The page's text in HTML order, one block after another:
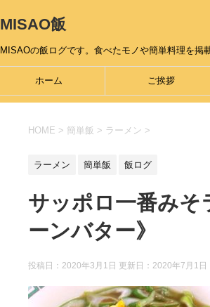
MISAO飯
MISAOの飯ログです。食べたモノや簡単料理を
ホーム ご挨拶
HOME > 簡単飯 > ラーメン >
ラーメン 簡単飯 飯ログ
サッポロ一番み
ーンバター》
投稿日：2020年3月1日 更新日： 2020年7月1日